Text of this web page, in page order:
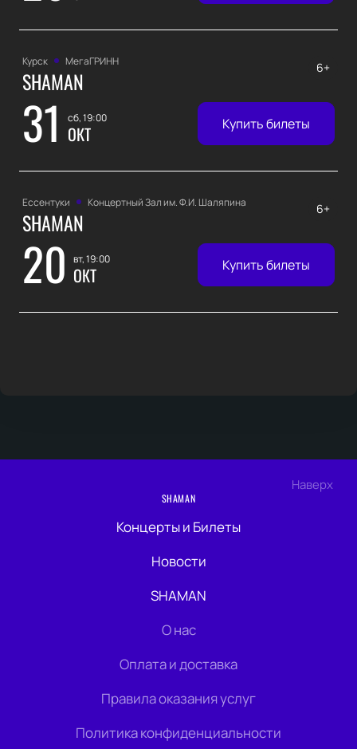
Курск МегаГРИНН
SHAMAN
31 сб, 19:00
ОКТ
6+
Купить билеты
Ессентуки Концертный Зал им. Ф.И. Шаляпина
SHAMAN
20 вт, 19:00
ОКТ
6+
Купить билеты
Наверх
SHAMAN
Концерты и Билеты
Новости
SHAMAN
О нас
Оплата и доставка
Правила оказания услуг
Политика конфиденциальности